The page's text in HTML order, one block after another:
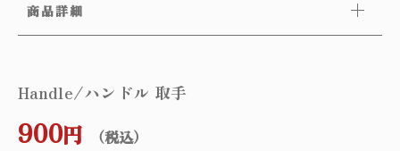
商品詳細
Handle/ハンドル 取手
900円 （税込）